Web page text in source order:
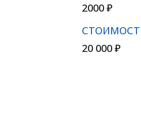
2000 ₽
20 000 ₽